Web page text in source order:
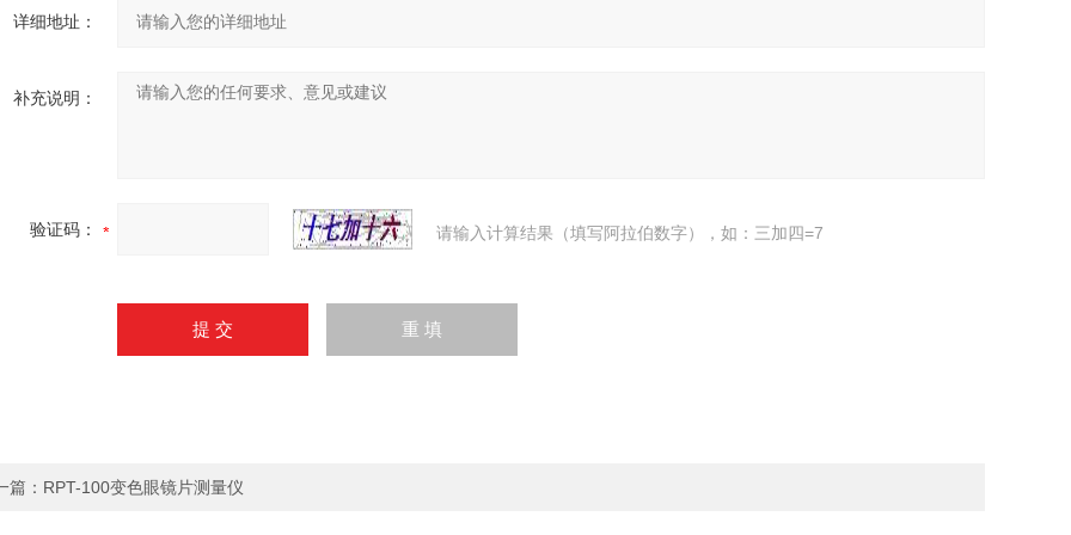
详细地址：
补充说明：
验证码： 请输入计算结果（填写阿拉伯数字），如：三加四=7
篇： RPT-100变色眼镜片测量仪